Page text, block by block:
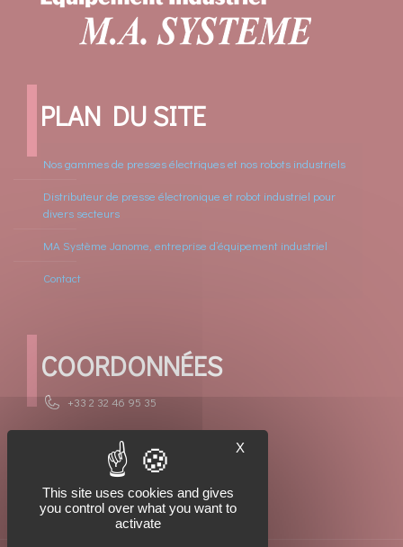
PLAN DU SITE
Nos gammes de presses électriques et nos robots industriels
Distributeur de presse électronique et robot industriel pour
divers secteurs
MA Système Janome, entreprise d’équipement industriel
Contact
COORDONNÉES
+33 2 32 46 95 35
contact.jei@masysteme-janome.fr
351 rue des métiers ZA 27230 Thiberville
X
This site uses cookies and gives
you control over what you want to
activate